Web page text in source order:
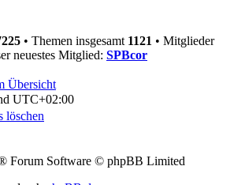
• Themen insgesamt 1121 • Mitglieder
neuestes Mitglied: SPBcor
Übersicht
UTC+02:00
löschen
Forum Software © phpBB Limited